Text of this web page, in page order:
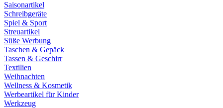
Saisonartikel
Schreibgeräte
Spiel & Sport
Streuartikel
Süße Werbung
Taschen & Gepäck
Tassen & Geschirr
Textilien
Weihnachten
Wellness & Kosmetik
Werbeartikel für Kinder
Werkzeug